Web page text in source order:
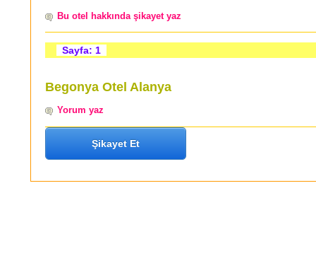
Bu otel hakkında şikayet yaz
Sayfa: 1
Begonya Otel Alanya
Yorum yaz
Şikayet Et